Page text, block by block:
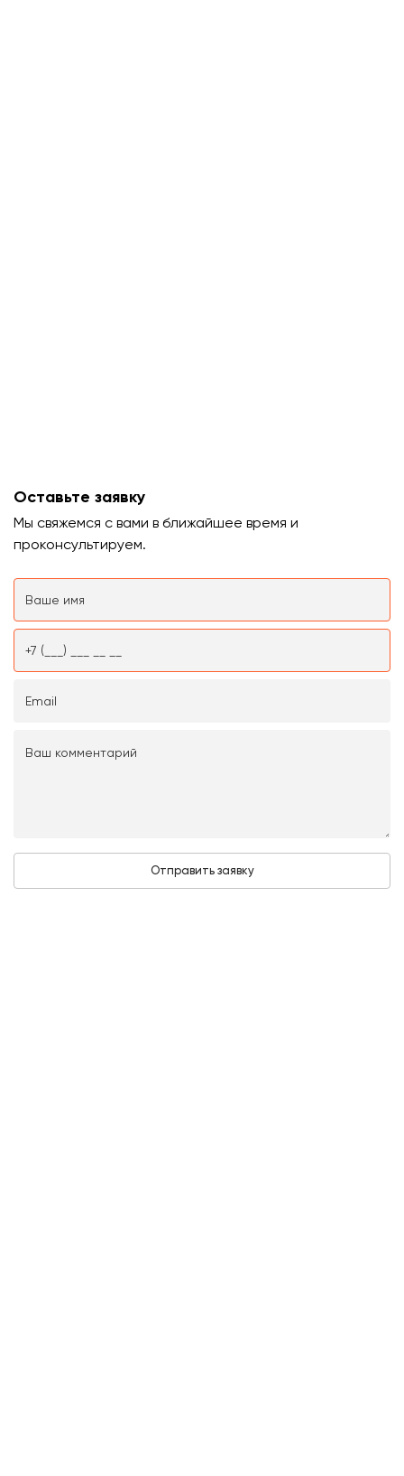
Оставьте заявку
Мы свяжемся с вами в ближайшее время и
проконсультируем.